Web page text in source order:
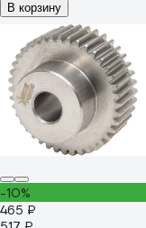
В корзину
-10%
465 ₽